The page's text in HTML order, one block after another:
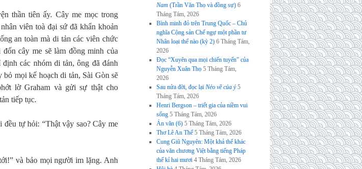
thần tiên ấy. Cây me mọc trong
viên toà đại sứ đã khẩn khoản
an toàn mà di tản các viên chức
cây me sẽ làm đồng minh của
các nhóm di tản, ông đã đánh
mọi kế hoạch di tản, Sài Gòn sẽ
lờ Graham và gửi sự thật cho
tiếp tục.
đều tự hỏi: “Thật vậy sao? Cây me
và bảo mọi người im lặng. Anh
Nam (Trần Văn Thọ và đồng sự) 6
Tháng Tám, 2026
Bình minh đỏ trên Trung Quốc – Chủ
nghĩa Cộng sản Chế ngự một phần tư
Nhân loại thế nào (kỳ 2) 6 Tháng Tám,
2026
Đọc “Xuyên qua mọi chiến tuyến” của
Nguyễn Xuân Thọ 5 Tháng Tám,
2026
Sau nửa đời, đọc lại Nẻo về của ý 5
Tháng Tám, 2026
Henri Bergson – triết gia của niềm vui
sống 5 Tháng Tám, 2026
Án văn (6) 5 Tháng Tám, 2026
Thơ Lê An Thế 5 Tháng Tám, 2026
Cung Giũ Nguyên: Một khả thể khác
của văn chương Việt bằng tiếng Pháp
thế kỉ hai mươi 4 Tháng Tám, 2026